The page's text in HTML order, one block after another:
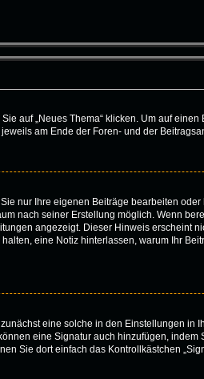
auf „Neues Thema“ klicken. Um auf
am Ende der Foren- und der
nur Ihre eigenen Beiträge bearbeiten
nach seiner Erstellung möglich. Wenn
angezeigt. Dieser Hinweis erscheint
eine Notiz hinterlassen, warum Ihr
eine solche in den Einstellungen
eine Signatur auch hinzufügen,
Sie dort einfach das Kontrollkästchen